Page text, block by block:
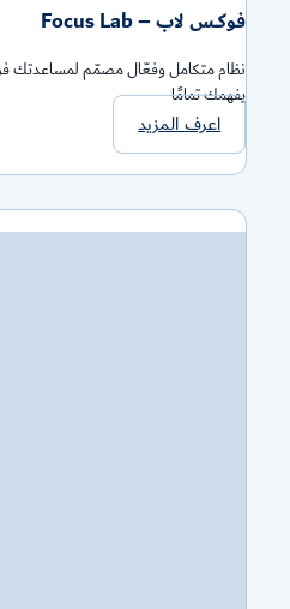
فوكــس لاب – Focus Lab
يفهمك تمامًا
اعرف المزيد